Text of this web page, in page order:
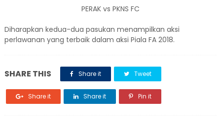
PERAK vs PKNS FC
Diharapkan kedua-dua pasukan menampilkan aksi
perlawanan yang terbaik dalam aksi Piala FA 2018.
SHARE THIS Share it Tweet
Share it Share it Pin it